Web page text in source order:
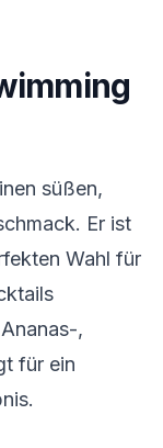
süßen,
Er ist
Wahl für
,
für ein